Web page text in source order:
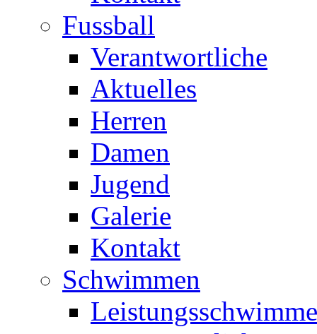
Fussball
Verantwortliche
Aktuelles
Herren
Damen
Jugend
Galerie
Kontakt
Schwimmen